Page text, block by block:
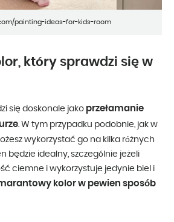
painting-ideas-for-kids-room
który sprawdzi się w
się doskonale jako przełamanie
. W tym przypadku podobnie, jak w
wykorzystać go na kilka różnych
będzie idealny, szczególnie jeżeli
ciemne i wykorzystuje jedynie biel i
kolor w pewien sposób